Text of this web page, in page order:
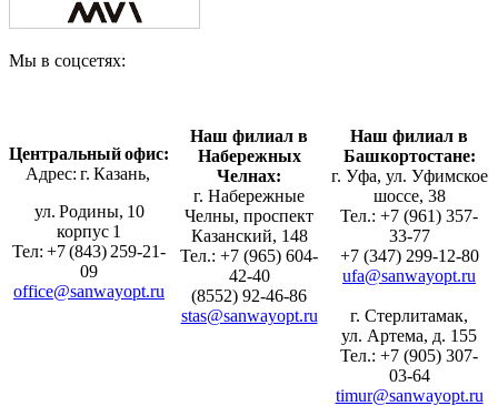
Мы в соцсетях:
Центральный офис:
Адрес: г. Казань,
ул. Родины, 10
корпус 1
Тел: +7 (843) 259-21-
09
office@sanwayopt.ru
Наш филиал в
Набережных
Челнах:
г. Набережные
Челны, проспект
Казанский, 148
Тел.: +7 (965) 604-
42-40
(8552) 92-46-86
stas@sanwayopt.ru
Наш филиал в
Башкортостане:
г. Уфа, ул. Уфимское
шоссе, 38
Тел.: +7 (961) 357-
33-77
+7 (347) 299-12-80
ufa@sanwayopt.ru
г. Стерлитамак,
ул. Артема, д. 155
Тел.: +7 (905) 307-
03-64
timur@sanwayopt.ru